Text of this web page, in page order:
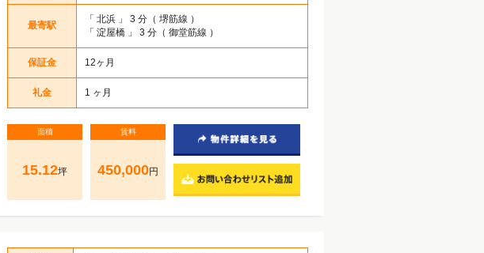
最寄駅
「 北浜 」 3 分（ 堺筋線 ）
「 淀屋橋 」 3 分（ 御堂筋線 ）
保証金 12ヶ月
礼金 1 ヶ月
面積
15.12坪
賃料
450,000円